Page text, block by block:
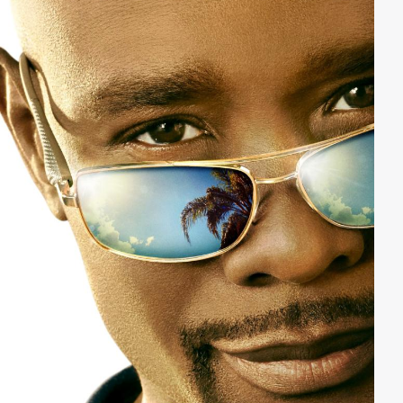
nützliche Fähigkeiten und Erfahrungen für den
Ermittleralltag mitbringt.